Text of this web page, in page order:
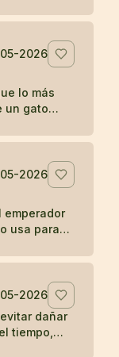
2026
lo más
un gato
2026
emperador
usa para
2026
dañar
tiempo,